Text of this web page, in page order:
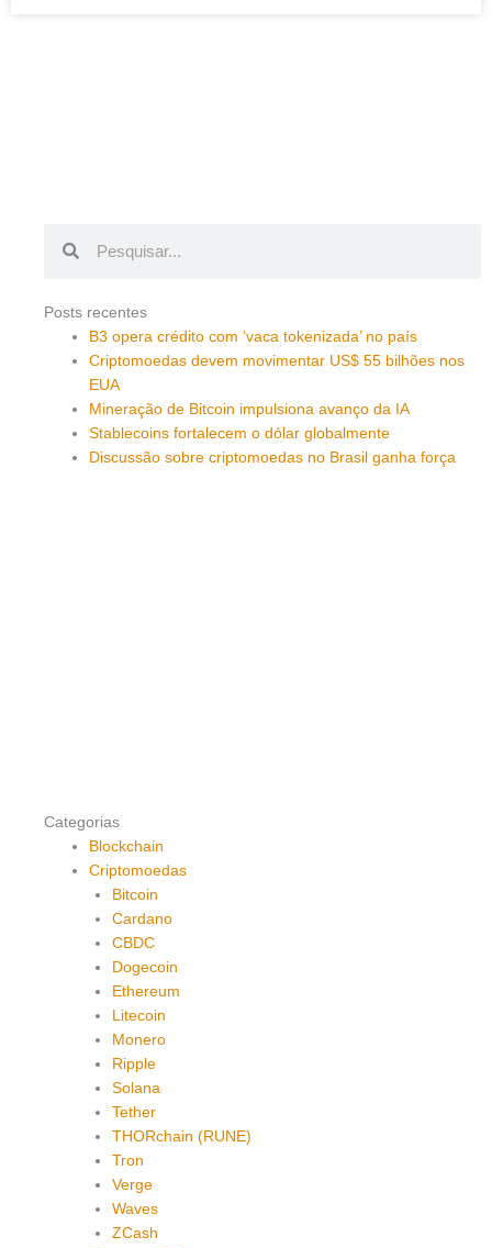
Posts recentes
B3 opera crédito com ‘vaca tokenizada’ no país
Criptomoedas devem movimentar US$ 55 bilhões nos
EUA
Mineração de Bitcoin impulsiona avanço da IA
Stablecoins fortalecem o dólar globalmente
Discussão sobre criptomoedas no Brasil ganha força
Categorias
Blockchain
Criptomoedas
Bitcoin
Cardano
CBDC
Dogecoin
Ethereum
Litecoin
Monero
Ripple
Solana
Tether
THORchain (RUNE)
Tron
Verge
Waves
ZCash